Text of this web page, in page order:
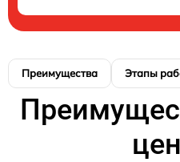
Преимущества Этапы